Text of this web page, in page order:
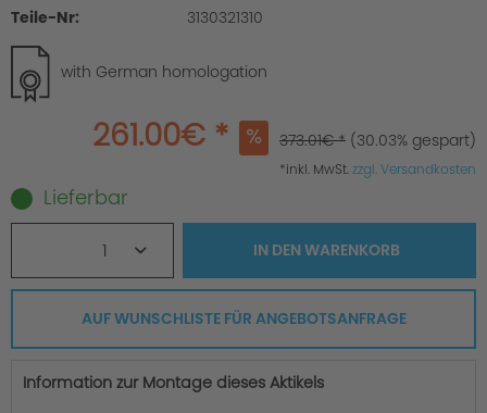
Teile-Nr: 3130321310
with German homologation
261.00€ * 373.01€ * (30.03% gespart)
*inkl. MwSt.zzgl. Versandkosten
Lieferbar
1 IN DENWARENKORB
AUF WUNSCHLISTE FÜR ANGEBOTSANFRAGE
Information zur Montage dieses Aktikels